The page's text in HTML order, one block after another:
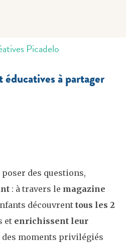
Picadelo
à partager
des questions,
: à travers le magazine
découvrent tous les 2
et enrichissent leur
des moments privilégiés